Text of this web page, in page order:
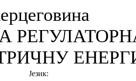
Језик: